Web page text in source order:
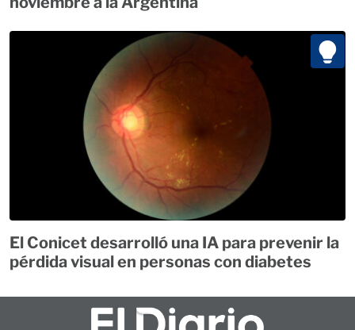
El Conicet desarrolló una IA para prevenir la
pérdida visual en personas con diabetes